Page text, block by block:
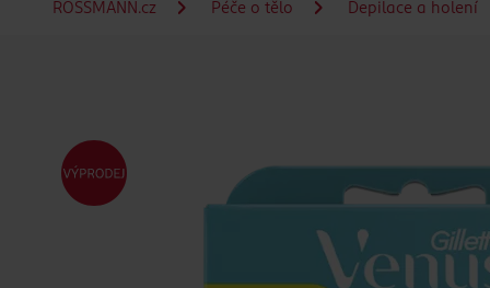
ROSSMANN.cz Péče o tělo Depilace a holení